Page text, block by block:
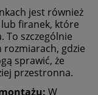
jest również
lub firanek, które
To szczególnie
rozmiarach, gdzie
sprawić, że
przestronna.
W